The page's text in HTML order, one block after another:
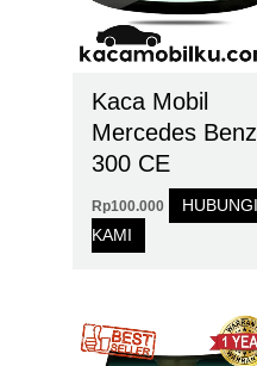
Kaca Mobil
Mercedes Benz
300 CE
Rp100.000
HUBUNGI
KAMI